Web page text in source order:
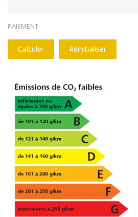
PAIEMENT
Calculer Réinitialiser